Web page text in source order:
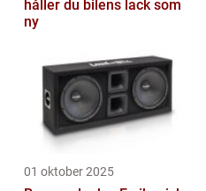
håller du bilens lack som
ny
01 oktober 2025